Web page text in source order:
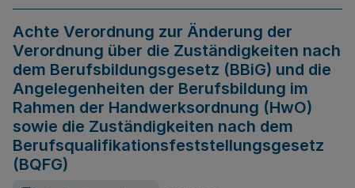
Achte Verordnung zur Änderung der
Verordnung über die Zuständigkeiten nach
dem Berufsbildungsgesetz (BBiG) und die
Angelegenheiten der Berufsbildung im
Rahmen der Handwerksordnung (HwO)
sowie die Zuständigkeiten nach dem
Berufsqualifikationsfeststellungsgesetz
(BQFG)